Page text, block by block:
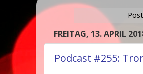
FREITAG, 13. APRIL
Podcast #255: